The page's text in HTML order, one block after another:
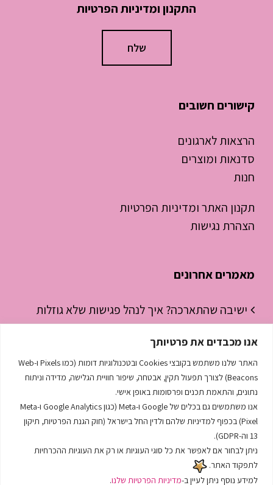
אנו מכבדים את פרטיותך
האתר שלנו משתמש בקובצי Cookies ובטכנולוגיות דומות (כמו Pixels ו-Web
Beacons) לצורך תפעול תקין, אבטחה, שיפור חוויית הגלישה, מדידה וניתוח
נתונים, והתאמת תכנים ופרסומות באופן אישי.
אנו משתמשים גם בכלים של Google ו-Meta (כגון Google Analytics ו-Meta
Pixel) בכפוף למדיניות שלהם ולדין החל בישראל (חוק הגנת הפרטיות, תיקון
13 וה-GDPR).
ניתן לבחור אם לאפשר את כל סוגי העוגיות או רק את העוגיות ההכרחיות
לתפקוד האתר.
למידע נוסף ניתן לעיין ב-מדיניות הפרטיות שלנו.
התקנון ומדיניות הפרטיות
קישורים חשובים
הרצאות לארגונים
סדנאות ומוצרים
חנות
תקנון האתר ומדיניות הפרטיות
הצהרת נגישות
מאמרים אחרונים
ישיבה שהתארכה? איך לנהל פגישות שלא גוזלות
חצי יום עבודה
ניהול זמן לסטודנטים – איך להפסיק “לכבות
שריפות” ולהתחיל לנהל את היום
השפה הסודית שמנהלת לך את העסק